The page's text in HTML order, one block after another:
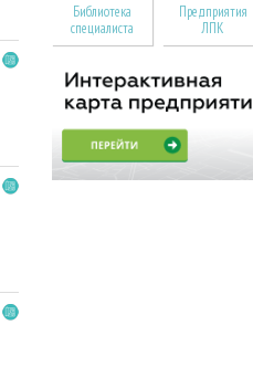
Библиотека
специалиста
Предприятия
ЛПК